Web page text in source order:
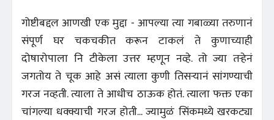
गोष्टीबद्दल आणखी एक मुद्दा - आपल्या त्या गबाळ्या तरुणानं
संपूर्ण घर चकचकीत करून टाकलं ते कुणाच्याही
दोषारोपाला नि टीकेला उत्तर म्हणून नव्हे. तो ज्या तऱ्हेनं
जगतोय ते चूक आहे असं त्याला कुणी तिसऱ्यानं सांगण्याची
गरज नव्हती. त्याला ते आधीच ठाऊक होतं. त्याला फक्त एका
चांगल्या धक्क्याची गरज होती... ज्यामुळं सिंकमध्ये खरकट्या